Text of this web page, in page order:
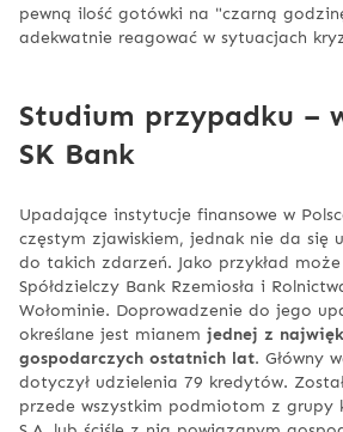
pewną ilość gotówki na "czarną
adekwatnie reagować w sytuacjach
Studium przypadku –
SK Bank
Upadające instytucje finansowe w
częstym zjawiskiem, jednak nie da się
do takich zdarzeń. Jako przykład może
Spółdzielczy Bank Rzemiosła i
Wołominie. Doprowadzenie do jego
określane jest mianem jednej z
gospodarczych ostatnich lat. Główny
dotyczył udzielenia 79 kredytów.
przede wszystkim podmiotom z grupy